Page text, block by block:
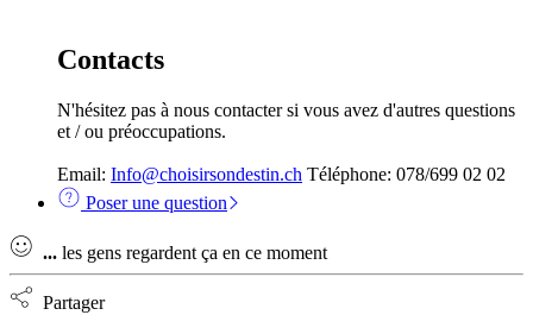
Contacts
N'hésitez pas à nous contacter si vous avez d'autres questions
et / ou préoccupations.
Email: Info@choisirsondestin.ch Téléphone: 078/699 02 02
Poser une question
... les gens regardent ça en ce moment
Partager